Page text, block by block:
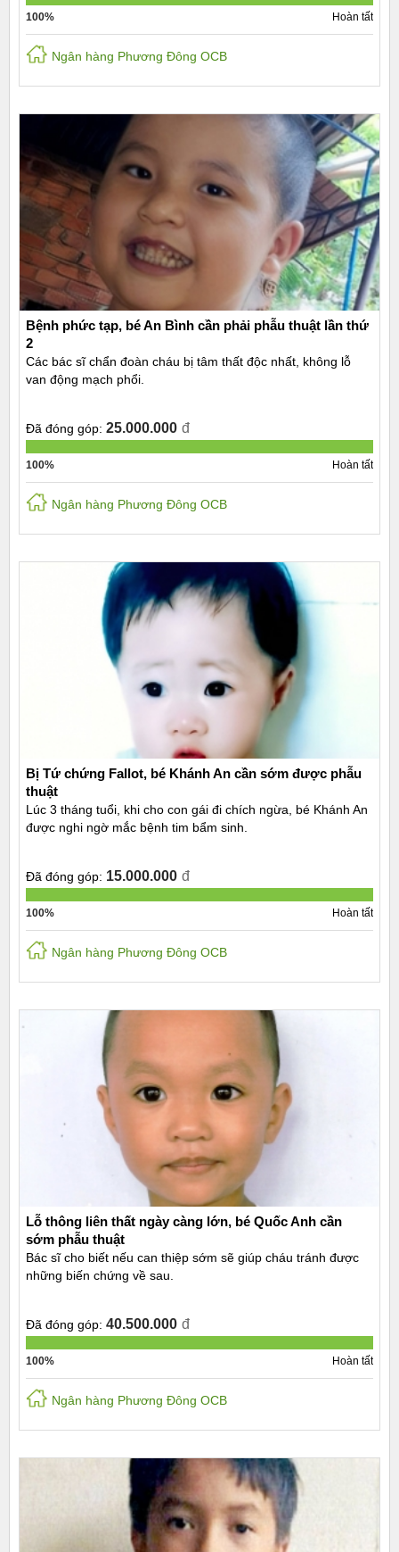
100% Hoàn tất
Ngân hàng Phương Đông OCB
Bệnh phức tạp, bé An Bình cần phải phẫu thuật lần thứ
2
Các bác sĩ chẩn đoàn cháu bị tâm thất độc nhất, không lỗ
van động mạch phổi.
Đã đóng góp: 25.000.000 đ
100% Hoàn tất
Ngân hàng Phương Đông OCB
Bị Tứ chứng Fallot, bé Khánh An cần sớm được phẫu
thuật
Lúc 3 tháng tuổi, khi cho con gái đi chích ngừa, bé Khánh An
được nghi ngờ mắc bệnh tim bẩm sinh.
Đã đóng góp: 15.000.000 đ
100% Hoàn tất
Ngân hàng Phương Đông OCB
Lỗ thông liên thất ngày càng lớn, bé Quốc Anh cần
sớm phẫu thuật
Bác sĩ cho biết nếu can thiệp sớm sẽ giúp cháu tránh được
những biến chứng về sau.
Đã đóng góp: 40.500.000 đ
100% Hoàn tất
Ngân hàng Phương Đông OCB